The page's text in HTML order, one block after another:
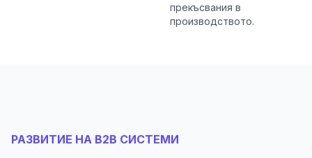
прекъсвания в
производството.
РАЗВИТИЕ НА B2B СИСТЕМИ